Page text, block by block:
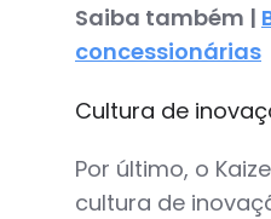
Saiba também |
concessionárias
Cultura de
Por último, o
cultura de